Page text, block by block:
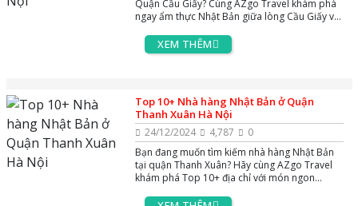
Quận Cầu Giấy? Cùng AZgo Travel khám phá
ngay ẩm thực Nhật Bản giữa lòng Cầu Giấy với
XEM THÊM
Top 10+ Nhà hàng Nhật Bản ở Quận
Thanh Xuân Hà Nội
24/12/2024 4,787
0
Bạn đang muốn tìm kiếm nhà hàng Nhật Bản
tại quận Thanh Xuân? Hãy cùng AZgo Travel
khám phá Top 10+ địa chỉ với món ngon